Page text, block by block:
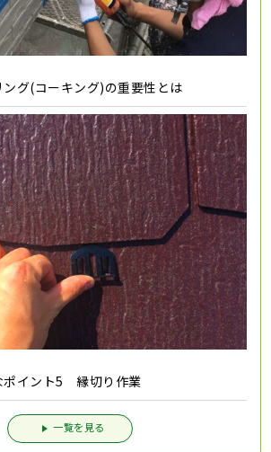
グ(コーキング)の重要性とは
ポイント5 縁切り作業
一覧を見る